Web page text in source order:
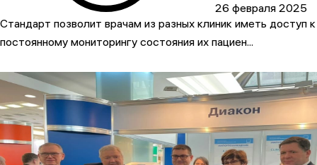
26 февраля 2025
Стандарт позволит врачам из разных клиник иметь доступ к
постоянному мониторингу состояния их пациен...